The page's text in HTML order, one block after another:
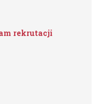
rekrutacji